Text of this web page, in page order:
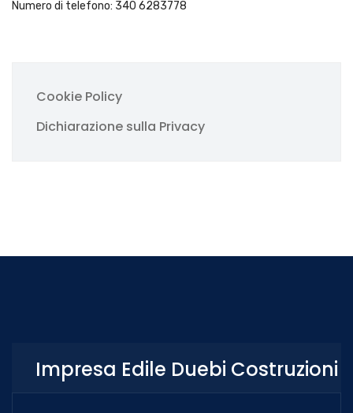
Numero di telefono: 340 6283778
Cookie Policy
Dichiarazione sulla Privacy
Impresa Edile Duebi Costruzioni